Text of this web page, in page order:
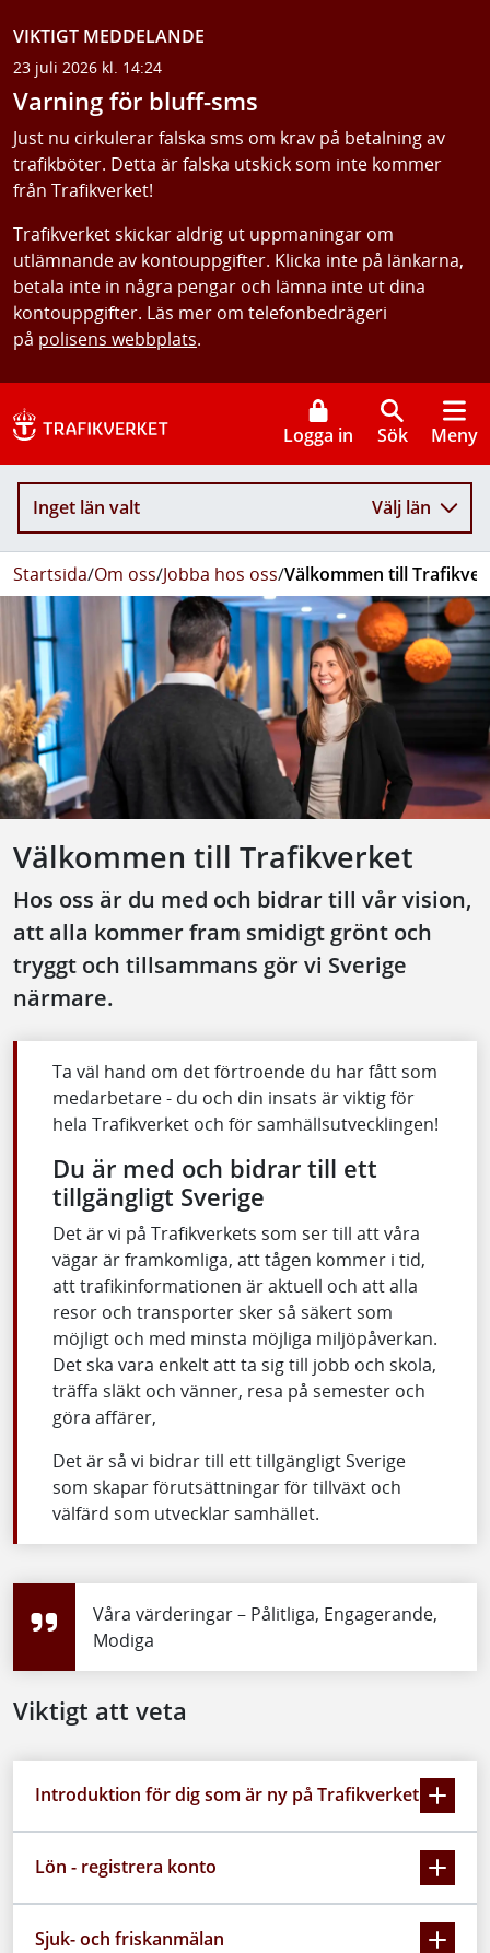
VIKTIGT MEDDELANDE
23 juli 2026 kl. 14:24
Varning för bluff-sms
Just nu cirkulerar falska sms om krav på betalning av
trafikböter. Detta är falska utskick som inte kommer
från Trafikverket!
Trafikverket skickar aldrig ut uppmaningar om
utlämnande av kontouppgifter. Klicka inte på länkarna,
betala inte in några pengar och lämna inte ut dina
kontouppgifter. Läs mer om telefonbedrägeri
på polisens webbplats.
Logga in Sök Meny
Inget län valt Välj län
Startsida/Om oss/Jobba hos oss/Välkommen till
Välkommen till Trafikverket
Hos oss är du med och bidrar till vår vision,
att alla kommer fram smidigt grönt och
tryggt och tillsammans gör vi Sverige
närmare.
Ta väl hand om det förtroende du har fått som
medarbetare - du och din insats är viktig för
hela Trafikverket och för samhällsutvecklingen!
Du är med och bidrar till ett
tillgängligt Sverige
Det är vi på Trafikverkets som ser till att våra
vägar är framkomliga, att tågen kommer i tid,
att trafikinformationen är aktuell och att alla
resor och transporter sker så säkert som
möjligt och med minsta möjliga miljöpåverkan.
Det ska vara enkelt att ta sig till jobb och skola,
träffa släkt och vänner, resa på semester och
göra affärer,
Det är så vi bidrar till ett tillgängligt Sverige
som skapar förutsättningar för tillväxt och
välfärd som utvecklar samhället.
Våra värderingar – Pålitliga, Engagerande,
Modiga
Viktigt att veta
Introduktion för dig som är ny på Trafikverket
Lön - registrera konto
Sjuk- och friskanmälan